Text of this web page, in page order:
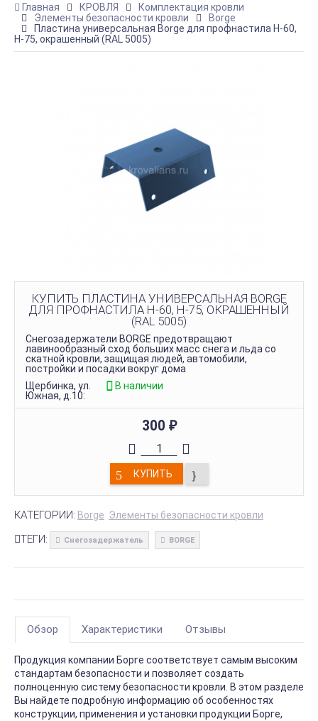
Главная КРОВЛЯ
Комплектация кровли
Элементы безопасности кровли
Borge
Пластина универсальная Borge для профнастила Н-60,
H-75, окрашенный (RAL 5005)
КУПИТЬ ПЛАСТИНА УНИВЕРСАЛЬНАЯ BORGE
ДЛЯ ПРОФНАСТИЛА Н-60, H-75, ОКРАШЕННЫЙ
(RAL 5005)
Снегозадержатели BORGE предотвращают
лавинообразный сход больших масс снега и льда со
скатной кровли, защищая людей, автомобили,
постройки и посадки вокруг дома
Щербинка, ул.
Южная, д.10:
В наличии
300 ₽
КУПИТЬ
КАТЕГОРИИ: Borge Элементы безопасности кровли
ТЕГИ: Снегозадержатель BORGE
Обзор Характеристики Отзывы
Продукция компании Борге соответствует самым высоким
стандартам безопасности и позволяет создать
полноценную систему безопасности кровли. В этом разделе
Вы найдете подробную информацию об особенностях
конструкции, применения и установки продукции Борге,